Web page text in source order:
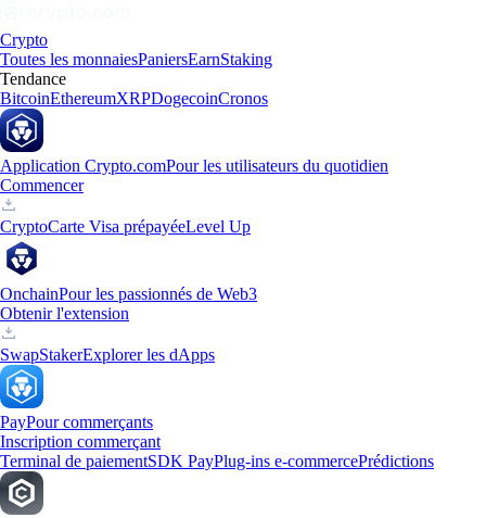
Crypto
Toutes les monnaiesPaniersEarnStaking
Tendance
BitcoinEthereumXRPDogecoinCronos
Application Crypto.comPour les utilisateurs du quotidien
Commencer
CryptoCarte Visa prépayéeLevel Up
OnchainPour les passionnés de Web3
Obtenir l'extension
SwapStakerExplorer les dApps
PayPour commerçants
Inscription commerçant
Terminal de paiementSDK PayPlug-ins e-commercePrédictions